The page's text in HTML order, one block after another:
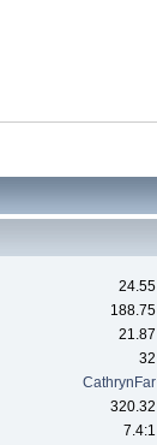
24.55
188.75
21.87
32
CathrynFar
320.32
7.4:1